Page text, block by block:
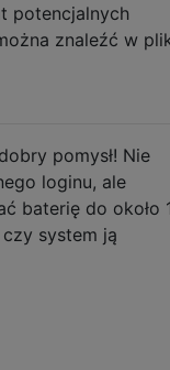
potencjalnych
znaleźć w
pomysł! Nie
loginu, ale
baterię do około
system ją